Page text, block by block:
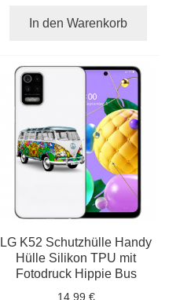
In den Warenkorb
LG K52 Schutzhülle Handy
Hülle Silikon TPU mit
Fotodruck Hippie Bus
14,99 €